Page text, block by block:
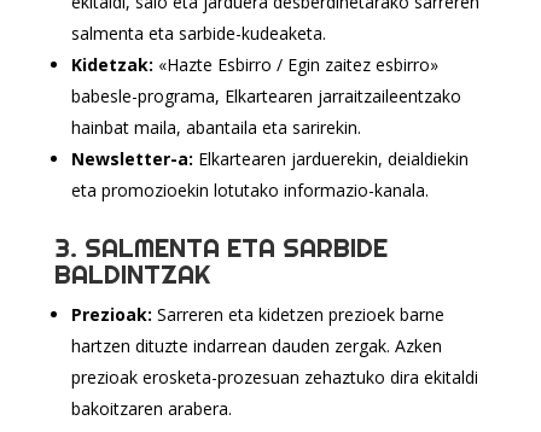
salmenta eta sarbide-kudeaketa.
Kidetzak: «Hazte Esbirro / Egin zaitez esbirro»
babesle-programa, Elkartearen jarraitzaileentzako
hainbat maila, abantaila eta sarirekin.
Newsletter-a: Elkartearen jarduerekin, deialdiekin
eta promozioekin lotutako informazio-kanala.
3. SALMENTA ETA SARBIDE
BALDINTZAK
Prezioak: Sarreren eta kidetzen prezioek barne
hartzen dituzte indarrean dauden zergak. Azken
prezioak erosketa-prozesuan zehaztuko dira ekitaldi
bakoitzaren arabera.